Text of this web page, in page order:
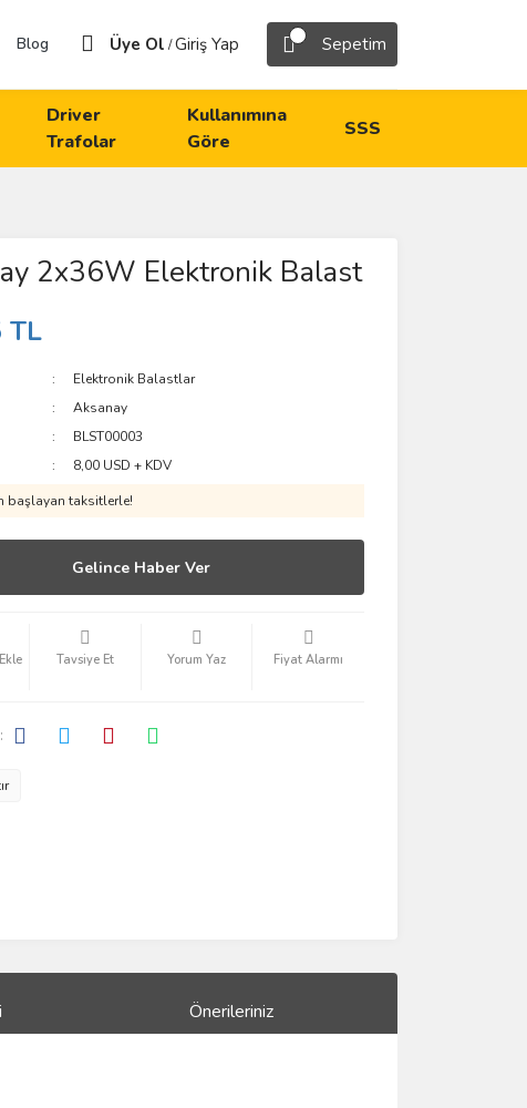
Blog Üye Ol /Giriş Yap Sepetim
Driver
Trafolar
Kullanımına
Göre
SSS
2x36W Elektronik Balast
TL
Elektronik Balastlar
Aksanay
BLST00003
8,00 USD + KDV
başlayan taksitlerle!
Gelince Haber Ver
Tavsiye Et Yorum Yaz Fiyat Alarmı
Önerileriniz